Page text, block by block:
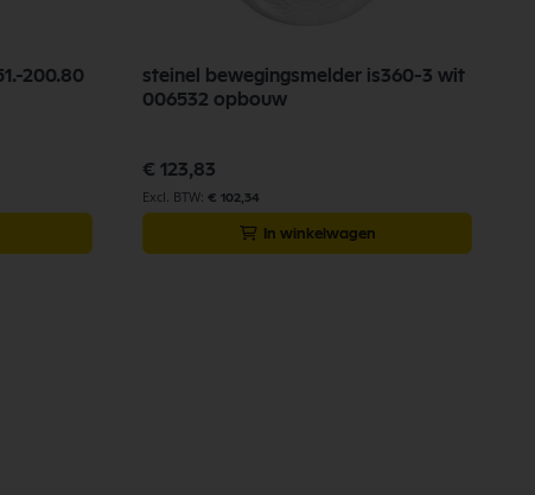
200.80
steinel bewegingsmelder is360-3 wit
006532 opbouw
€ 123,83
€ 102,34
In winkelwagen